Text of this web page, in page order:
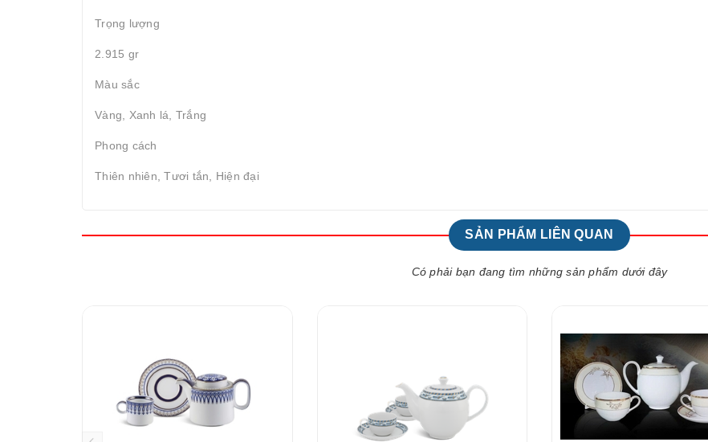
Trọng lượng
2.915 gr
Màu sắc
Vàng, Xanh lá, Trắng
Phong cách
Thiên nhiên, Tươi tắn, Hiện đại
SẢN PHẨM LIÊN QUAN
Có phải bạn đang tìm những sản phẩm dưới đây